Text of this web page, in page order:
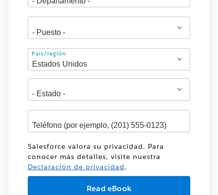
Dirección
País/región
Salesforce valora su privacidad. Para
conocer más detalles, visite nuestra
Declaración de privacidad.